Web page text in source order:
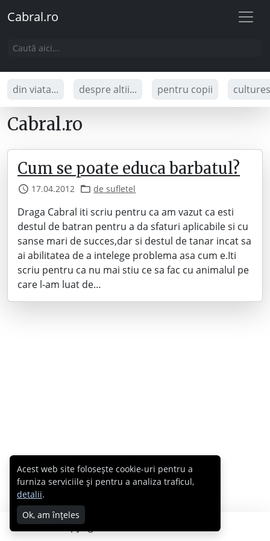
Cabral.ro
din viata... despre altii... pentru copii
Cabral.ro
Cum se poate educa barbatul?
17.04.2012 de sufletel
Draga Cabral iti scriu pentru ca am vazut ca esti
destul de batran pentru a da sfaturi aplicabile si cu
sanse mari de succes,dar si destul de tanar incat sa
ai abilitatea de a intelege problema asa cum e.Iti
scriu pentru ca nu mai stiu ce sa fac cu animalul pe
care l-am luat de…
Copyright © 2007 - 2026 Cabral.ro
Acest web site folosește cookie-uri pentru a
furniza serviciile și pentru a analiza traficul,
detalii.
Ok, am înțeles